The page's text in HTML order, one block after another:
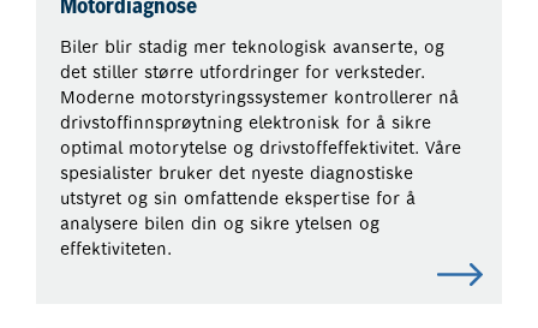
Motordiagnose
Biler blir stadig mer teknologisk avanserte, og
det stiller større utfordringer for verksteder.
Moderne motorstyringssystemer kontrollerer nå
drivstoffinnsprøytning elektronisk for å sikre
optimal motorytelse og drivstoffeffektivitet. Våre
spesialister bruker det nyeste diagnostiske
utstyret og sin omfattende ekspertise for å
analysere bilen din og sikre ytelsen og
effektiviteten.